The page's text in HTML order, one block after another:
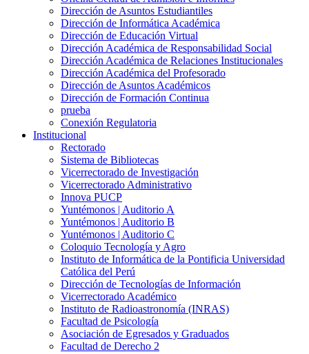
Dirección de Asuntos Estudiantiles
Dirección de Informática Académica
Dirección de Educación Virtual
Dirección Académica de Responsabilidad Social
Dirección Académica de Relaciones Institucionales
Dirección Académica del Profesorado
Dirección de Asuntos Académicos
Dirección de Formación Continua
prueba
Conexión Regulatoria
Institucional
Rectorado
Sistema de Bibliotecas
Vicerrectorado de Investigación
Vicerrectorado Administrativo
Innova PUCP
Yuntémonos | Auditorio A
Yuntémonos | Auditorio B
Yuntémonos | Auditorio C
Coloquio Tecnología y Agro
Instituto de Informática de la Pontificia Universidad
Católica del Perú
Dirección de Tecnologías de Información
Vicerrectorado Académico
Instituto de Radioastronomía (INRAS)
Facultad de Psicología
Asociación de Egresados y Graduados
Facultad de Derecho 2